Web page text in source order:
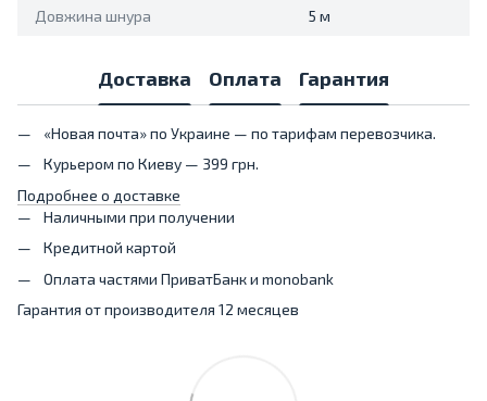
Довжина шнура 5 м
Доставка Оплата Гарантия
«Новая почта» по Украине — по тарифам перевозчика.
Курьером по Киеву — 399 грн.
Подробнее о доставке
Наличными при получении
Кредитной картой
Оплата частями ПриватБанк и monobank
Гарантия от производителя 12 месяцев